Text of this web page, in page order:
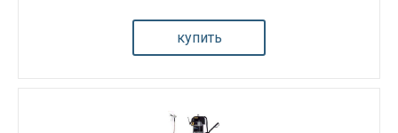
купить